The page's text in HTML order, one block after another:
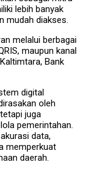
lebih banyak
mudah diakses.
melalui berbagai
maupun kanal
Bank
digital
oleh
juga
pemerintahan.
data,
memperkuat
daerah.